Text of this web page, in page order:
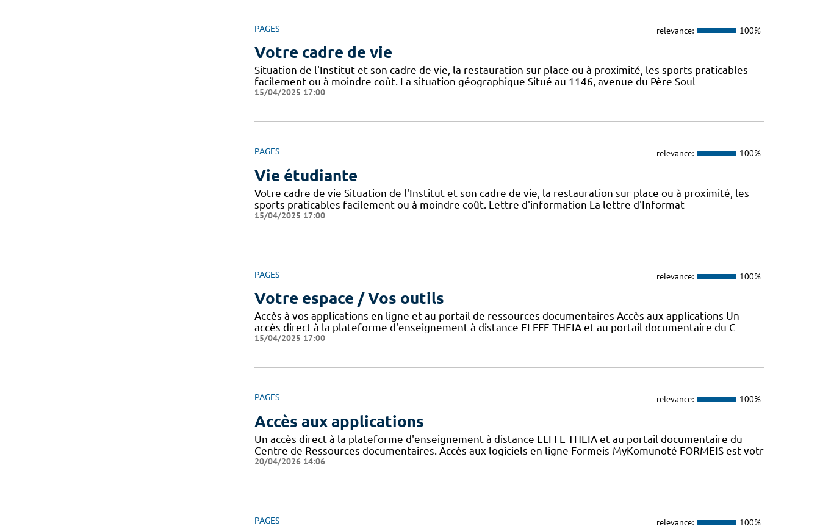
PAGES relevance: 100%
Votre cadre de vie
Situation de l'Institut et son cadre de vie, la restauration sur place ou à proximité, les sports praticables
facilement ou à moindre coût. La situation géographique Situé au 1146, avenue du Père Soul
15/04/2025 17:00
PAGES relevance: 100%
Vie étudiante
Votre cadre de vie Situation de l'Institut et son cadre de vie, la restauration sur place ou à proximité, les
sports praticables facilement ou à moindre coût. Lettre d'information La lettre d'Informat
15/04/2025 17:00
PAGES relevance: 100%
Votre espace / Vos outils
Accès à vos applications en ligne et au portail de ressources documentaires Accès aux applications Un
accès direct à la plateforme d'enseignement à distance ELFFE THEIA et au portail documentaire du C
15/04/2025 17:00
PAGES relevance: 100%
Accès aux applications
Un accès direct à la plateforme d'enseignement à distance ELFFE THEIA et au portail documentaire du
Centre de Ressources documentaires. Accès aux logiciels en ligne Formeis-MyKomunoté FORMEIS est votr
20/04/2026 14:06
PAGES relevance: 100%